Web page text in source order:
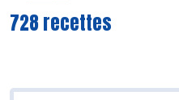
728 recettes